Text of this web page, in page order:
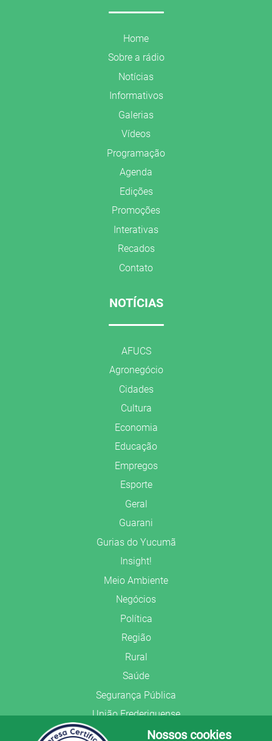
Home
Sobre a rádio
Notícias
Informativos
Galerias
Vídeos
Programação
Agenda
Edições
Promoções
Interativas
Recados
Contato
NOTÍCIAS
AFUCS
Agronegócio
Cidades
Cultura
Economia
Educação
Empregos
Esporte
Geral
Guarani
Gurias do Yucumã
Insight!
Meio Ambiente
Negócios
Política
Região
Rural
Saúde
Segurança Pública
União Frederiquense
Nossos cookies